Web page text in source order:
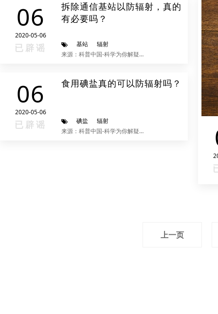
06
2020-05-06
已辟谣
拆除通信基站以防辐射，真的
有必要吗？
基站
辐射
来源：科普中国-科学为你解疑释惑
06
2020-05-06
已辟谣
食用碘盐真的可以防辐射吗？
碘盐
辐射
来源：科普中国-科学为你解疑释惑
上一页